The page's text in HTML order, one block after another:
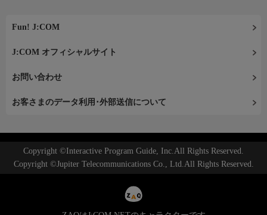
Fun! J:COM
J:COM オフィシャルサイト
お問い合わせ
お客さまのデータ利用･外部送信について
Copyright ©Interactive Program Guide, Inc.All Rights Reserved.
Copyright ©Jupiter Telecommunications Co., Ltd.All Rights Reserved.